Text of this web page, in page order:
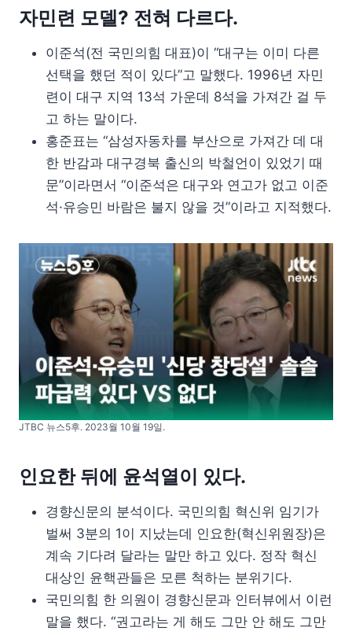
자민련 모델? 전혀 다르다.
이준석(전 국민의힘 대표)이 “대구는 이미 다른
선택을 했던 적이 있다”고 말했다. 1996년 자민
련이 대구 지역 13석 가운데 8석을 가져간 걸 두
고 하는 말이다.
홍준표는 “삼성자동차를 부산으로 가져간 데 대
한 반감과 대구경북 출신의 박철언이 있었기 때
문”이라면서 “이준석은 대구와 연고가 없고 이준
석·유승민 바람은 불지 않을 것”이라고 지적했다.
JTBC 뉴스5후. 2023월 10월 19일.
인요한 뒤에 윤석열이 있다.
경향신문의 분석이다. 국민의힘 혁신위 임기가
벌써 3분의 1이 지났는데 인요한(혁신위원장)은
계속 기다려 달라는 말만 하고 있다. 정작 혁신
대상인 윤핵관들은 모른 척하는 분위기다.
국민의힘 한 의원이 경향신문과 인터뷰에서 이런
말을 했다. “권고라는 게 해도 그만 안 해도 그만